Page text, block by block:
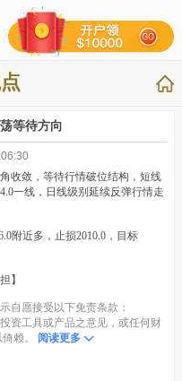
等待方向
收敛，等待行情破位结构，短线
一线，日线级别延续反弹行情走
附近多，止损2010.0，目标
】
自愿接受以下免责条款：
资工具或产品之意见，或任何财
赖。
阅读更多